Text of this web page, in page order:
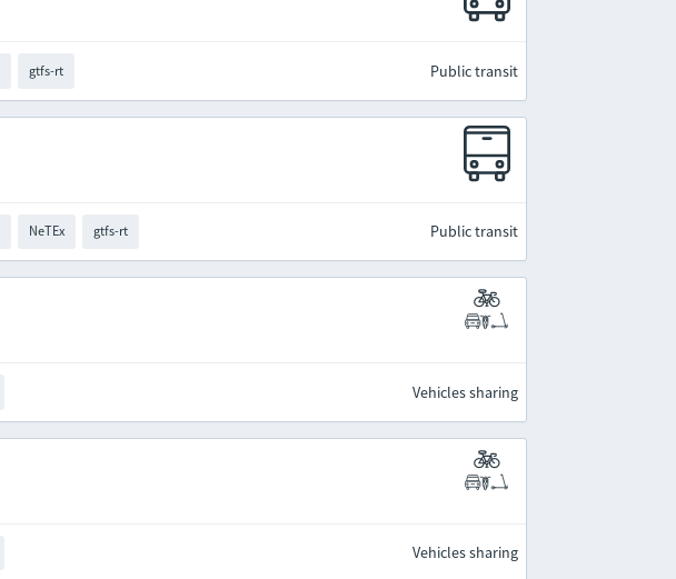
gtfs-rt Public transit
NeTEx gtfs-rt Public transit
Vehicles sharing
Vehicles sharing